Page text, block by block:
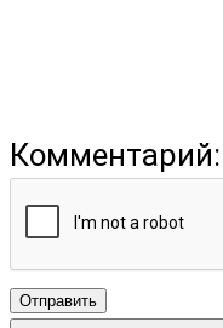
Комментарий:
Отправить